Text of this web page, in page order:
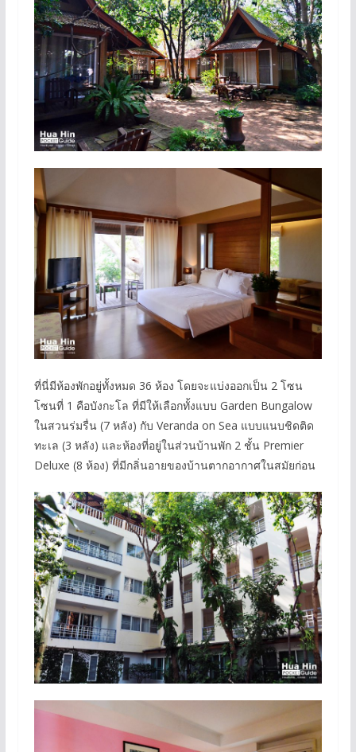
ที่นี่มีห้องพักอยู่ทั้งหมด 36 ห้อง โดยจะแบ่งออกเป็น 2 โซน
โซนที่ 1 คือบังกะโล ที่มีให้เลือกทั้งแบบ Garden Bungalow
ในสวนร่มรื่น (7 หลัง) กับ Veranda on Sea แบบแนบชิดติด
ทะเล (3 หลัง) และห้องที่อยู่ในส่วนบ้านพัก 2 ชั้น Premier
Deluxe (8 ห้อง) ที่มีกลิ่นอายของบ้านตากอากาศในสมัยก่อน